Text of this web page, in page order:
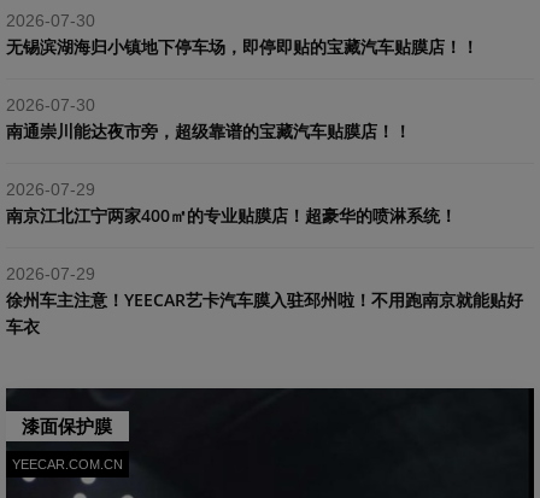
2026-07-30
​无锡滨湖海归小镇地下停车场，即停即贴的宝藏汽车贴膜店！！
2026-07-30
南通崇川能达夜市旁，超级靠谱的宝藏汽车贴膜店！！
2026-07-29
南京江北江宁两家400㎡的专业贴膜店！超豪华的喷淋系统！
2026-07-29
​徐州车主注意！YEECAR艺卡汽车膜入驻邳州啦！不用跑南京就能贴好
车衣
漆面保护膜
YEECAR.COM.CN